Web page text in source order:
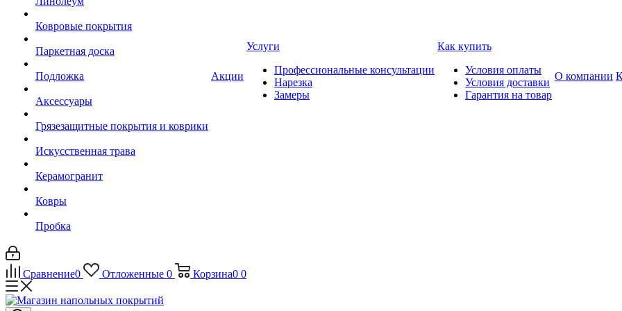
Ковровые покрытия
Паркетная доска
Подложка
Аксессуары
Грязезащитные покрытия и коврики
Искусственная трава
Керамогранит
Ковры
Пробка
Акции
Услуги
Профессиональные консультации
Нарезка
Замеры
Как купить
Условия оплаты
Условия доставки
Гарантия на товар
О компании
Сравнение0 Отложенные 0 Корзина0 0